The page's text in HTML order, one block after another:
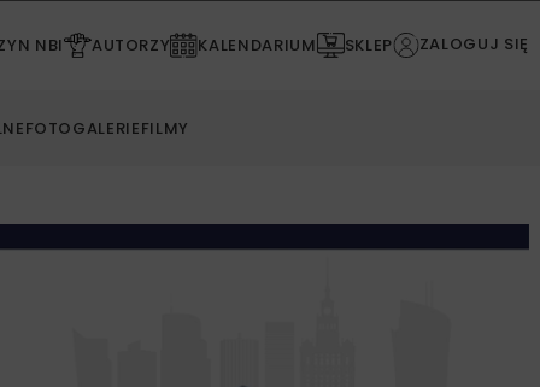
NBI AUTORZY KALENDARIUM SKLEP ZALOGUJ SIĘ
FOTOGALERIEFILMY